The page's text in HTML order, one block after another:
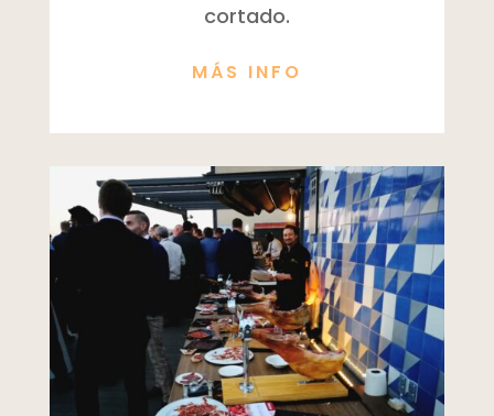
cortado.
MÁS INFO